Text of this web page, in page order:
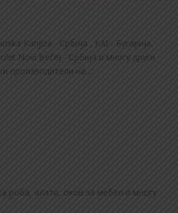
Kanjiža - Србија , KAI - Бугарија,
Novi Bečej - Србија и многу други
производители на …
роба, алати, оков за мебел и многу